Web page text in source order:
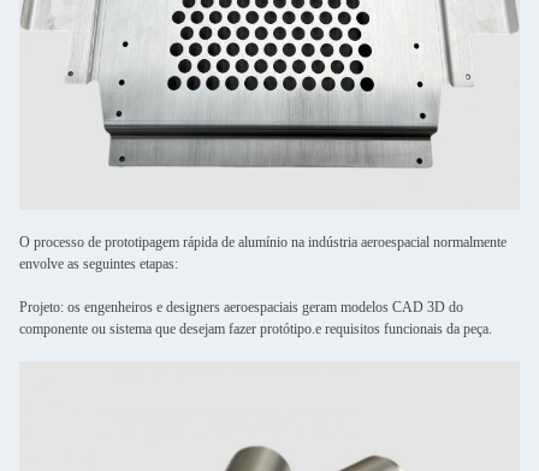
O processo de prototipagem rápida de alumínio na indústria aeroespacial normalmente
envolve as seguintes etapas:
Projeto: os engenheiros e designers aeroespaciais geram modelos CAD 3D do
componente ou sistema que desejam fazer protótipo.e requisitos funcionais da peça.